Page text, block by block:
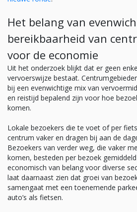
Het belang van
bereikbaarheid van
voor de economie
Uit het onderzoek blijkt dat er geen
vervoerswijze bestaat.
bij een evenwichtige mix van
en reistijd bepalend zijn voor hoe
komen.
Lokale bezoekers die te voet of per
centrum vaker en dragen bij aan de
Bezoekers van verder weg, die vaker
komen, besteden per bezoek
economisch van belang voor diverse
laat daarnaast zien dat groei van
samengaat met een toenemende
auto’s als fietsen.